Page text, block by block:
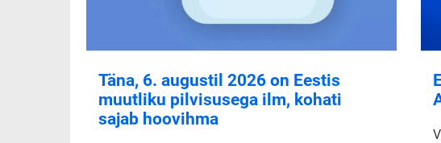
Täna, 6. augustil 2026 on Eestis
muutliku pilvisusega ilm, kohati
sajab hoovihma